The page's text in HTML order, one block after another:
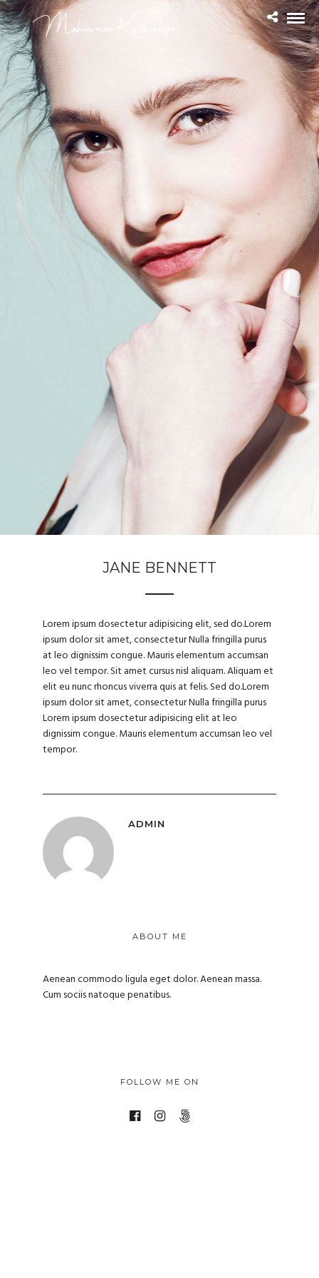
JANE BENNETT
Lorem ipsum dosectetur adipisicing elit, sed do.Lorem
ipsum dolor sit amet, consectetur Nulla fringilla purus
at leo dignissim congue. Mauris elementum accumsan
leo vel tempor. Sit amet cursus nisl aliquam. Aliquam et
elit eu nunc rhoncus viverra quis at felis. Sed do.Lorem
ipsum dolor sit amet, consectetur Nulla fringilla purus
Lorem ipsum dosectetur adipisicing elit at leo
dignissim congue. Mauris elementum accumsan leo vel
tempor.
ADMIN
ABOUT ME
Aenean commodo ligula eget dolor. Aenean massa.
Cum sociis natoque penatibus.
FOLLOW ME ON